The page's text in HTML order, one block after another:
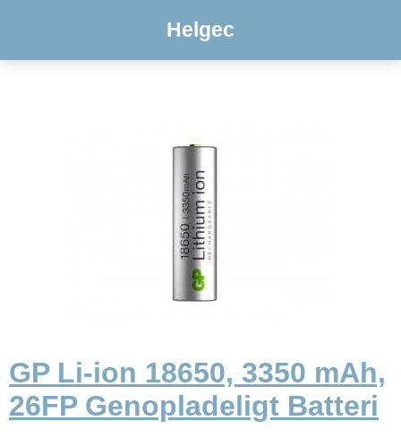
Helgec
GP Li-ion 18650, 3350 mAh,
26FP Genopladeligt Batteri